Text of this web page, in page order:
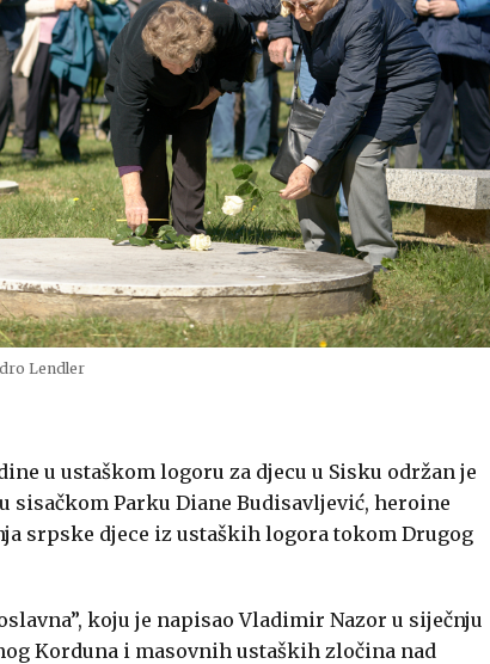
Lendler
u ustaškom logoru za djecu u Sisku održan je
sisačkom Parku Diane Budisavljević, heroine
srpske djece iz ustaških logora tokom Drugog
koju je napisaoVladimir Nazor u siječnju
Korduna i masovnih ustaških zločina nad